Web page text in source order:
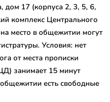
дом 17 (корпуса 2, 3, 5, 6,
комплекс Центрального
место в общежитии могут
Условия: нет
от места прописки
занимает 15 минут
есть свободные